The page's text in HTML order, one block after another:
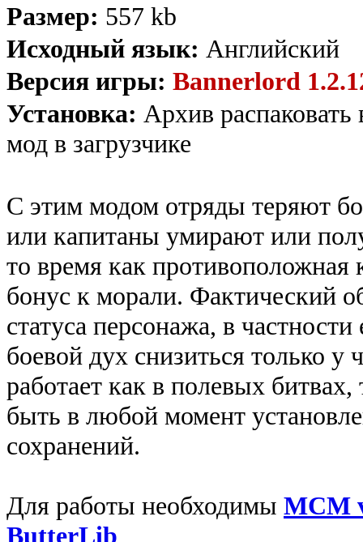
Размер: 557 kb
Исходный язык: Английский
Версия игры: Bannerlord
Установка: Архив
мод в загрузчике
С этим модом отряды теряют
или капитаны умирают или
то время как противоположная
бонус к морали. Фактический
статуса персонажа, в
боевой дух снизиться только у
работает как в полевых
быть в любой момент
сохранений.
Для работы необходимы MCM
ButterLib